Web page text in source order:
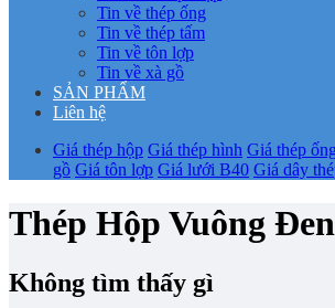
Tin về thép ống
Tin về thép tấm
Tin về tôn lợp
Tin về xà gồ
SẢN PHẨM
Liên hệ
Giá thép hộp Giá thép hình Giá thép ống
gồ Giá tôn lợp Giá lưới B40 Giá dây
Thép Hộp Vuông Đen
Không tìm thấy gì